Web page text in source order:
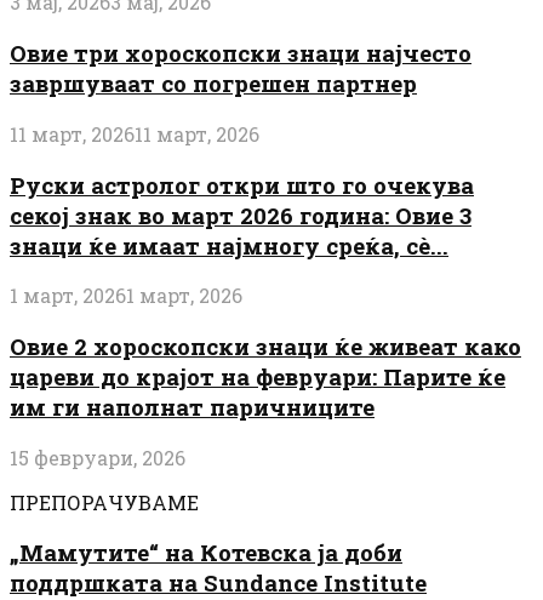
Овие три хороскопски знаци најчесто
завршуваат со погрешен партнер
11 март, 202611 март, 2026
Руски астролог откри што го очекува
секој знак во март 2026 година: Овие 3
знаци ќе имаат најмногу среќа, сè...
1 март, 20261 март, 2026
Овие 2 хороскопски знаци ќе живеат како
цареви до крајот на февруари: Парите ќе
им ги наполнат паричниците
15 февруари, 2026
ПРЕПОРАЧУВАМЕ
„Мамутите“ на Котевска ја доби
поддршката на Sundance Institute